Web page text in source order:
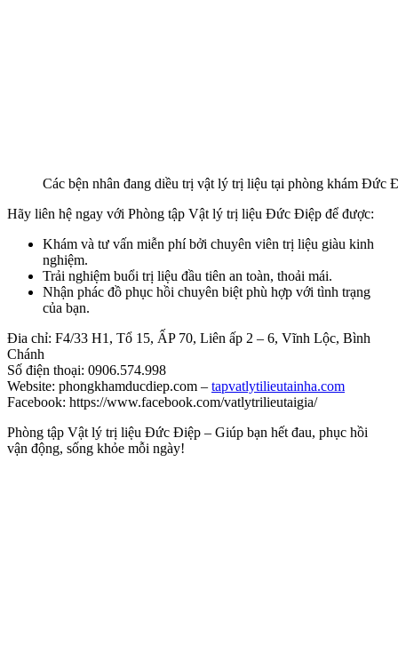
Các bện nhân đang diều trị vật lý trị liệu tại phòng khám Đức
Hãy liên hệ ngay với Phòng tập Vật lý trị liệu Đức Điệp để được:
Khám và tư vấn miễn phí bởi chuyên viên trị liệu giàu kinh
nghiệm.
Trải nghiệm buổi trị liệu đầu tiên an toàn, thoải mái.
Nhận phác đồ phục hồi chuyên biệt phù hợp với tình trạng
của bạn.
Đia chỉ: F4/33 H1, Tổ 15, ẤP 70, Liên ấp 2 – 6, Vĩnh Lộc, Bình
Chánh
Số điện thoại: 0906.574.998
Website: phongkhamducdiep.com – tapvatlytilieutainha.com
Facebook: https://www.facebook.com/vatlytrilieutaigia/
Phòng tập Vật lý trị liệu Đức Điệp – Giúp bạn hết đau, phục hồi
vận động, sống khỏe mỗi ngày!